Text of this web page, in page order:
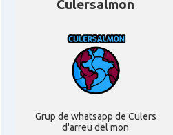
Culersalmon
Grup de whatsapp de Culers
d'arreu del mon